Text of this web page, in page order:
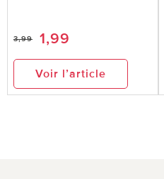
3,99 1,99
Voir l’article